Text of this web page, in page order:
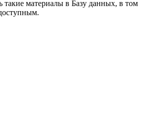
такие материалы в Базу данных, в том